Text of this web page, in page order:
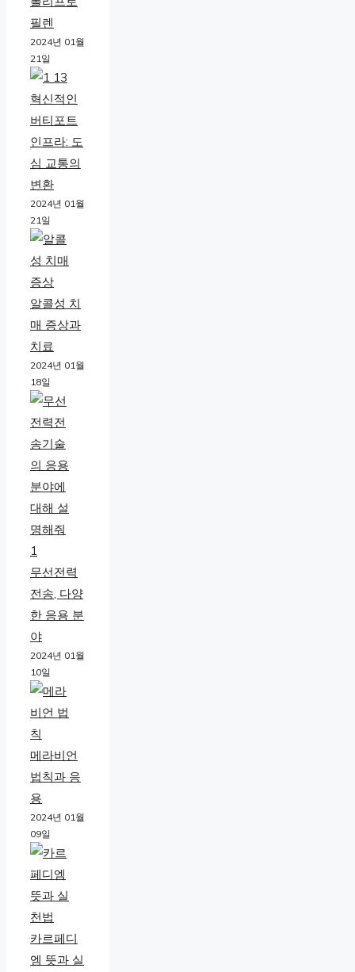
필렌
2024년 01월
21일
혁신적인
버티포트
인프라: 도
심 교통의
변환
2024년 01월
21일
알콜성 치
매 증상과
치료
2024년 01월
18일
무선전력
전송, 다양
한 응용 분
야
2024년 01월
10일
메라비언
법칙과 응
용
2024년 01월
09일
카르페디
엠 뜻과 실